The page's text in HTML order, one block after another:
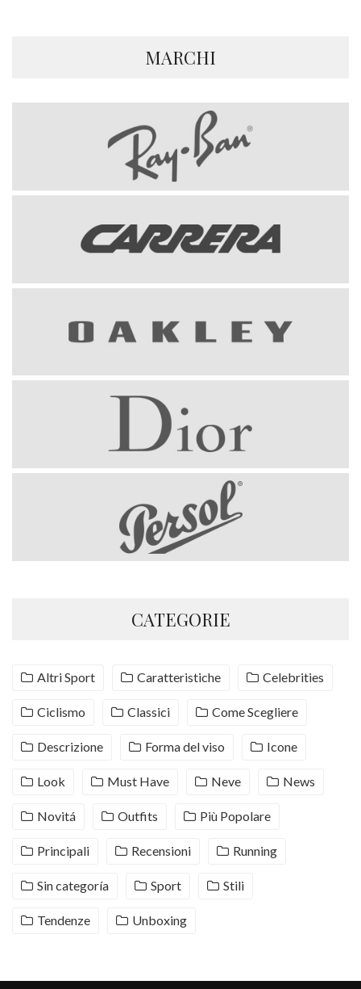
MARCHI
CATEGORIE
Altri Sport Caratteristiche Celebrities
Ciclismo Classici Come Scegliere
Descrizione Forma del viso Icone
Look Must Have Neve News
Novitá Outfits Più Popolare
Principali Recensioni Running
Sin categoría Sport Stili
Tendenze Unboxing